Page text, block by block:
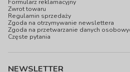
Formularz reklamacyjny
Zwrot towaru
Regulamin sprzedaży
Zgoda na otrzymywanie newslettera
Zgoda na przetwarzanie danych
Częste pytania
NEWSLETTER